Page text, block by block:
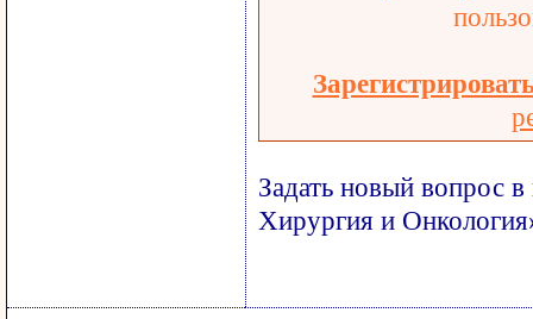
Задать новый вопрос
Хирургия и